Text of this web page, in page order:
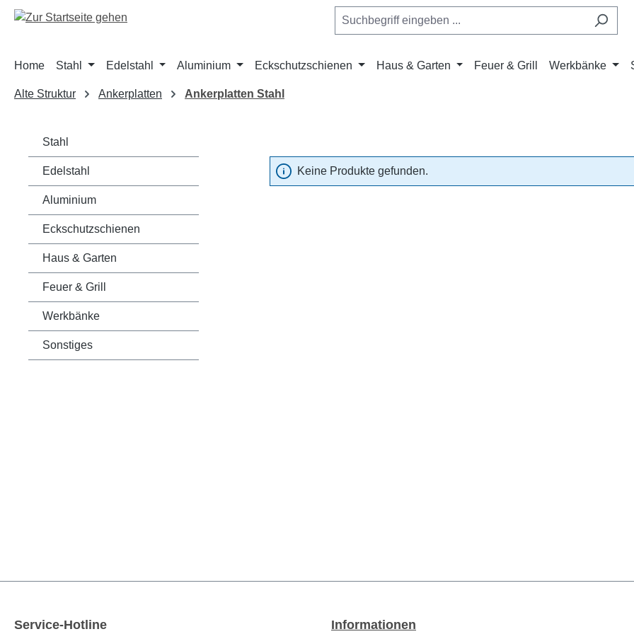
Hauptinhalt springen
Zur Suche springen
Zur Hauptnavigation springen
Home Stahl Edelstahl Aluminium Eckschutzschienen Haus & Garten Feuer & Grill Werkbänke
Alte Struktur Ankerplatten Ankerplatten Stahl
Stahl
Edelstahl
Aluminium
Eckschutzschienen
Haus & Garten
Feuer & Grill
Werkbänke
Sonstiges
Keine Produkte gefunden.
Service-Hotline Informationen